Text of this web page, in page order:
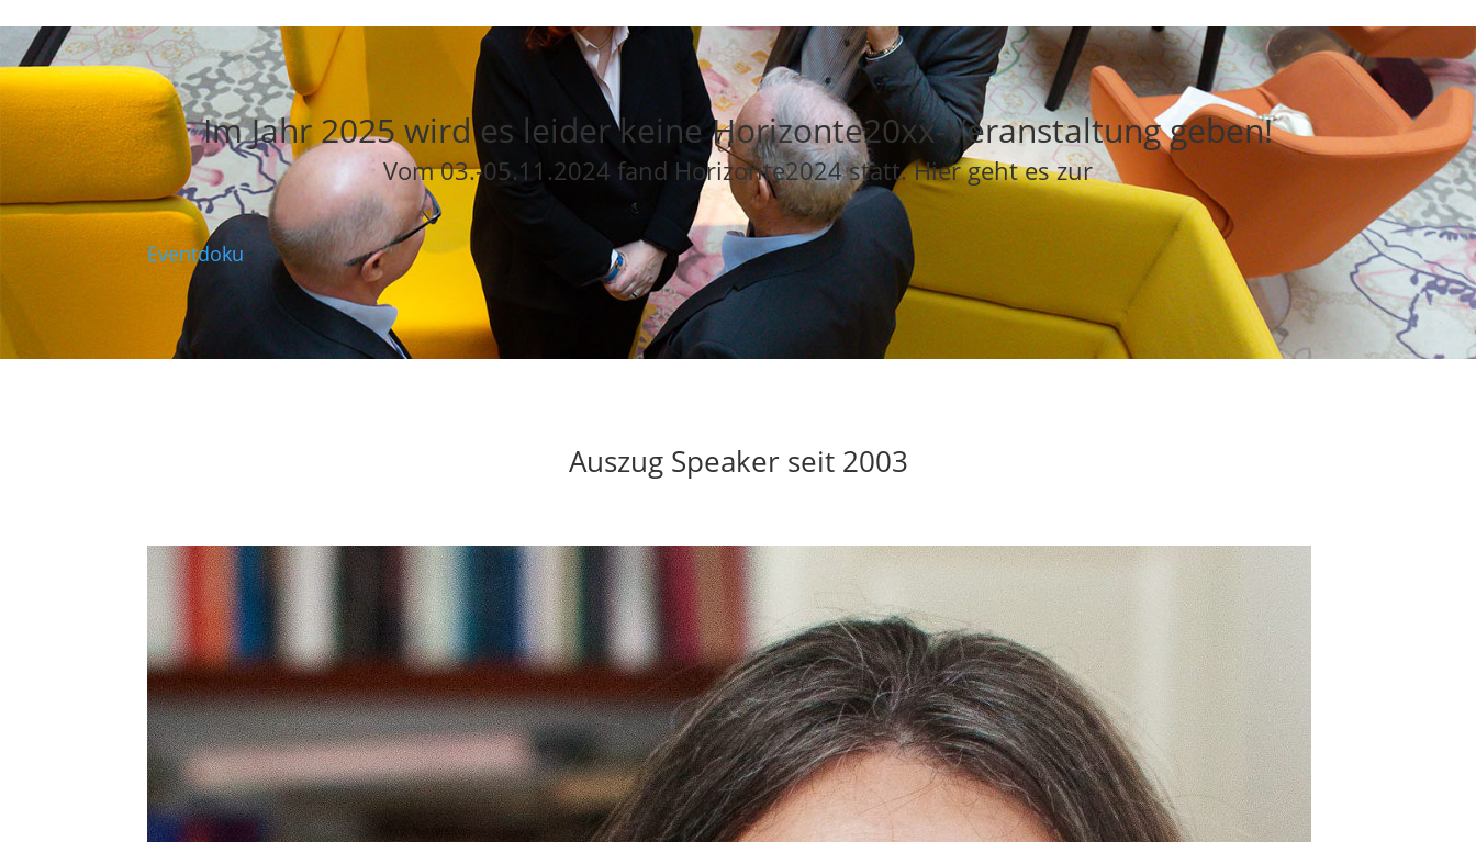
Im Jahr 2025 wird es leider keine Horizonte20xx-Veranstaltung geben!
Vom 03.-05.11.2024 fand Horizonte2024 statt. Hier geht es zur
Eventdoku
Auszug Speaker seit 2003